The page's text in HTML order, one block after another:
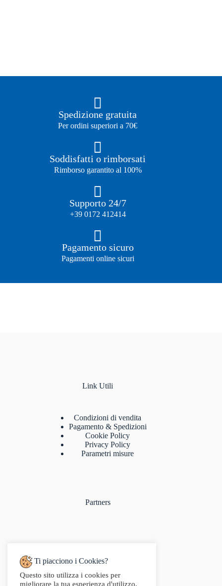
Spedizione gratuita
Per ordini superiori a 70€
Soddisfatti o rimborsati
Rimborso garantito al 100%
Supporto 24/7
+39 0172 412414
Pagamento sicuro
Pagamenti online sicuri
Link Utili
Condizioni di vendita
Pagamento & Spedizioni
Cookie Policy
Privacy Policy
Parametri misure
Partners
Indirizzo:
Ti piacciono i Cookies?
Questo sito utilizza i cookies per
migliorare la tua esperienza d'utilizzo.